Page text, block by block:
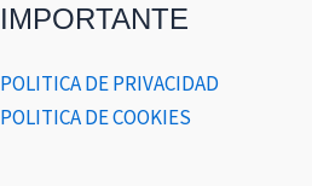
IMPORTANTE
POLITICA DE PRIVACIDAD
POLITICA DE COOKIES